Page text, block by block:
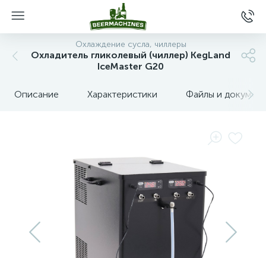
Охлаждение сусла, чиллеры
Охладитель гликолевый (чиллер) KegLand
IceMaster G20
Описание Характеристики Файлы и